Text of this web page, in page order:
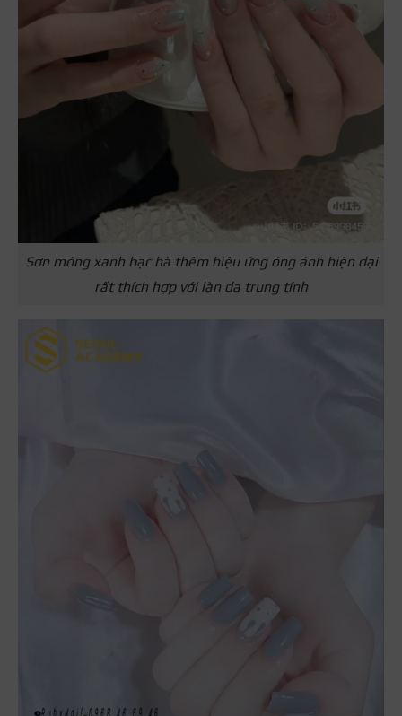
Sơn móng xanh bạc hà thêm hiệu ứng óng ánh hiện đại
rất thích hợp với làn da trung tính